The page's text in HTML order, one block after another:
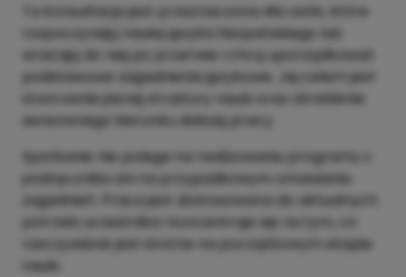
Ta konsultacja jest przeznaczona dla osób, które
rozpoczynają naukę języka hiszpańskiego lub
wracają do niej po przerwie i chcą uporządkować
podstawowe zagadnienia językowe. Jej celem jest
stworzenie jasnej struktury nauki oraz określenie
sensownego kierunku dalszej pracy.
Spotkanie nie polega na realizowaniu programu z
podręcznika ani na przypadkowym omawianiu
zagadnień. Praca jest dostosowana do aktualnych
potrzeb uczestnika i koncentruje się na tym, co
rzeczywiście jest istotne na początkowym etapie
nauki.